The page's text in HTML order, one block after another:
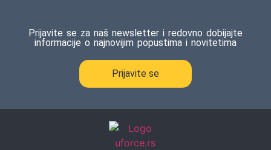
Prijavite se za naš newsletter i redovno dobijajte
informacije o najnovijim popustima i novitetima
Prijavite se